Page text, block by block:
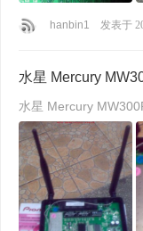
hanbin1 发表于
水星 Mercury